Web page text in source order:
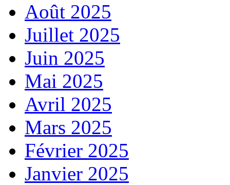
Août 2025
Juillet 2025
Juin 2025
Mai 2025
Avril 2025
Mars 2025
Février 2025
Janvier 2025